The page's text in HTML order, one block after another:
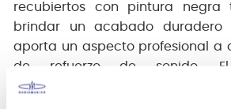
recubiertos con pintura negra
brindar un acabado duradero
aporta un aspecto profesional a
de refuerzo de sonido.
extremadamente resistente y